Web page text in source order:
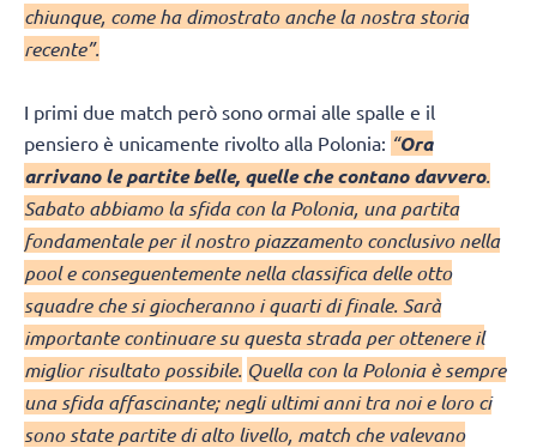
chiunque, come ha dimostrato anche la nostra storia
recente”.
I primi due match però sono ormai alle spalle e il
pensiero è unicamente rivolto alla Polonia: “Ora
arrivano le partite belle, quelle che contano davvero.
Sabato abbiamo la sfida con la Polonia, una partita
fondamentale per il nostro piazzamento conclusivo nella
pool e conseguentemente nella classifica delle otto
squadre che si giocheranno i quarti di finale. Sarà
importante continuare su questa strada per ottenere il
miglior risultato possibile. Quella con la Polonia è sempre
una sfida affascinante; negli ultimi anni tra noi e loro ci
sono state partite di alto livello, match che valevano